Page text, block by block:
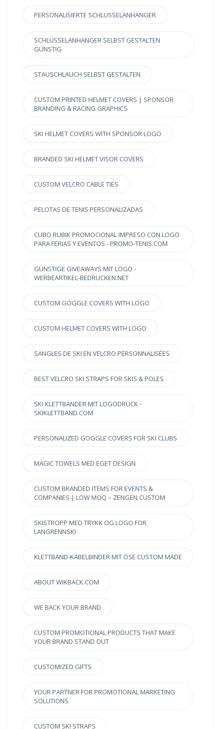
PERSONALISIERTE SCHLÜSSELANHÄNGER
SCHLÜSSELANHÄNGER SELBST GESTALTEN
GÜNSTIG
STAUSCHLAUCH SELBST GESTALTEN
CUSTOM PRINTED HELMET COVERS | SPONSOR
BRANDING & RACING GRAPHICS
SKI HELMET COVERS WITH SPONSOR LOGO
BRANDED SKI HELMET VISOR COVERS
CUSTOM VELCRO CABLE TIES
PELOTAS DE TENIS PERSONALIZADAS
CUBO RUBIK PROMOCIONAL IMPRESO CON LOGO
PARA FERIAS Y EVENTOS - PROMO-TENIS.COM
GÜNSTIGE GIVEAWAYS MIT LOGO -
WERBEARTIKEL-BEDRUCKEN.NET
CUSTOM GOGGLE COVERS WITH LOGO
CUSTOM HELMET COVERS WITH LOGO
SANGLES DE SKI EN VELCRO PERSONNALISÉES
BEST VELCRO SKI STRAPS FOR SKIS & POLES
SKI KLETTBÄNDER MIT LOGODRUCK -
SKIKLETTBAND.COM
PERSONALIZED GOGGLE COVERS FOR SKI CLUBS
MAGIC TOWELS MED EGET DESIGN
CUSTOM BRANDED ITEMS FOR EVENTS &
COMPANIES | LOW MOQ – ZENGEN CUSTOM
SKISTROPP MED TRYKK OG LOGO FOR
LANGRENNSKI
KLETTBAND-KABELBINDER MIT ÖSE CUSTOM MADE
ABOUT WIKBACK.COM
WE BACK YOUR BRAND
CUSTOM PROMOTIONAL PRODUCTS THAT MAKE
YOUR BRAND STAND OUT
CUSTOMIZED GIFTS
YOUR PARTNER FOR PROMOTIONAL MARKETING
SOLUTIONS
CUSTOM SKI STRAPS